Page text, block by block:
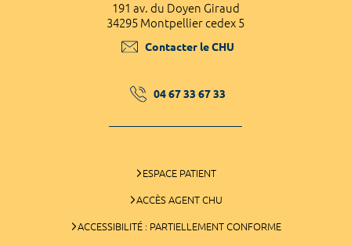
191 av. du Doyen Giraud
34295 Montpellier cedex 5
Contacter le CHU
04 67 33 67 33
ESPACE PATIENT
ACCÈS AGENT CHU
ACCESSIBILITÉ : PARTIELLEMENT CONFORME